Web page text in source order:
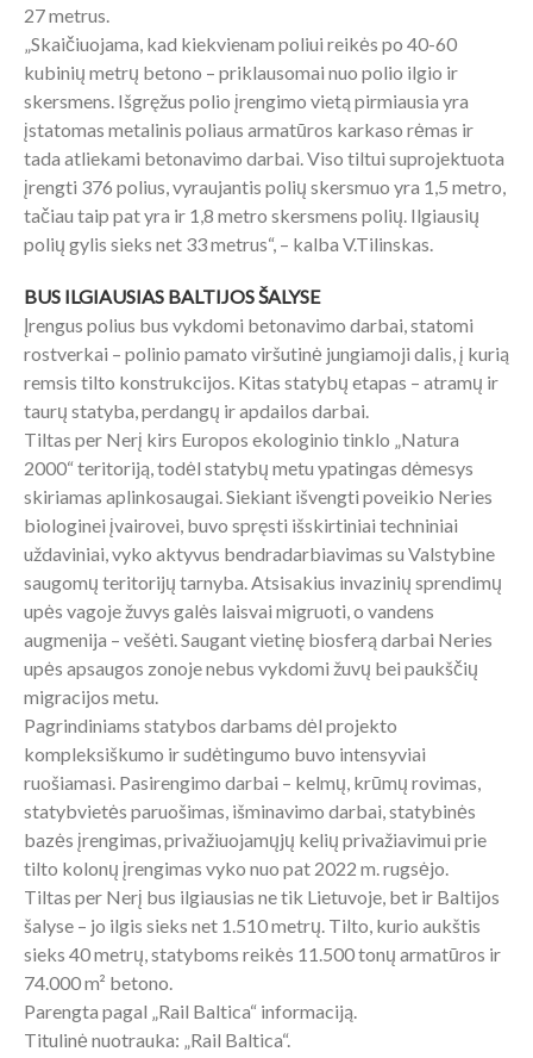
27 metrus.
„Skaičiuojama, kad kiekvienam poliui reikės po 40-60
kubinių metrų betono – priklausomai nuo polio ilgio ir
skersmens. Išgręžus polio įrengimo vietą pirmiausia yra
įstatomas metalinis poliaus armatūros karkaso rėmas ir
tada atliekami betonavimo darbai. Viso tiltui suprojektuota
įrengti 376 polius, vyraujantis polių skersmuo yra 1,5 metro,
tačiau taip pat yra ir 1,8 metro skersmens polių. Ilgiausių
polių gylis sieks net 33 metrus“, – kalba V.Tilinskas.
BUS ILGIAUSIAS BALTIJOS ŠALYSE
Įrengus polius bus vykdomi betonavimo darbai, statomi
rostverkai – polinio pamato viršutinė jungiamoji dalis, į kurią
remsis tilto konstrukcijos. Kitas statybų etapas – atramų ir
taurų statyba, perdangų ir apdailos darbai.
Tiltas per Nerį kirs Europos ekologinio tinklo „Natura
2000“ teritoriją, todėl statybų metu ypatingas dėmesys
skiriamas aplinkosaugai. Siekiant išvengti poveikio Neries
biologinei įvairovei, buvo spręsti išskirtiniai techniniai
uždaviniai, vyko aktyvus bendradarbiavimas su Valstybine
saugomų teritorijų tarnyba. Atsisakius invazinių sprendimų
upės vagoje žuvys galės laisvai migruoti, o vandens
augmenija – vešėti. Saugant vietinę biosferą darbai Neries
upės apsaugos zonoje nebus vykdomi žuvų bei paukščių
migracijos metu.
Pagrindiniams statybos darbams dėl projekto
kompleksiškumo ir sudėtingumo buvo intensyviai
ruošiamasi. Pasirengimo darbai – kelmų, krūmų rovimas,
statybvietės paruošimas, išminavimo darbai, statybinės
bazės įrengimas, privažiuojamųjų kelių privažiavimui prie
tilto kolonų įrengimas vyko nuo pat 2022 m. rugsėjo.
Tiltas per Nerį bus ilgiausias ne tik Lietuvoje, bet ir Baltijos
šalyse – jo ilgis sieks net 1.510 metrų. Tilto, kurio aukštis
sieks 40 metrų, statyboms reikės 11.500 tonų armatūros ir
74.000 m² betono.
Parengta pagal „Rail Baltica“ informaciją.
Titulinė nuotrauka: „Rail Baltica“.